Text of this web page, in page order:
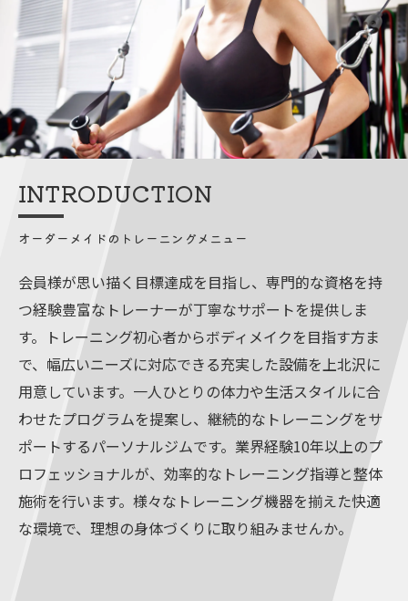
INTRODUCTION
オーダーメイドのトレーニングメニュー
会員様が思い描く目標達成を目指し、専門的な資格を持
つ経験豊富なトレーナーが丁寧なサポートを提供しま
す。トレーニング初心者からボディメイクを目指す方ま
で、幅広いニーズに対応できる充実した設備を上北沢に
用意しています。一人ひとりの体力や生活スタイルに合
わせたプログラムを提案し、継続的なトレーニングをサ
ポートするパーソナルジムです。業界経験10年以上のプ
ロフェッショナルが、効率的なトレーニング指導と整体
施術を行います。様々なトレーニング機器を揃えた快適
な環境で、理想の身体づくりに取り組みませんか。